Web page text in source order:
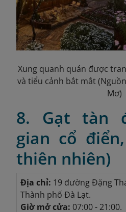
Xung quanh quán được
và tiểu cảnh bắt mắt
Mơ)
8. Gạt tàn
gian cổ
thiên nhiên)
Địa chỉ: 19 đường Đặng
Thành phố Đà Lạt.
Giờ mở cửa: 07:00 - 21:00.